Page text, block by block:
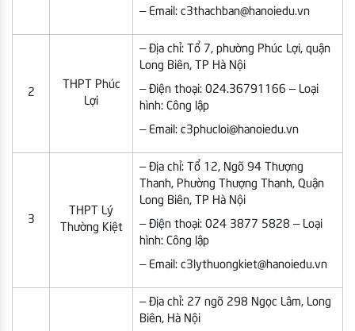
– Email: c3thachban@hanoiedu.vn
2
THPT Phúc
Lợi
– Địa chỉ: Tổ 7, phường Phúc Lợi, quận
Long Biên, TP Hà Nội
– Điện thoại: 024.36791166 – Loại
hình: Công lập
– Email: c3phucloi@hanoiedu.vn
3
THPT Lý
Thường Kiệt
– Địa chỉ: Tổ 12, Ngõ 94 Thượng
Thanh, Phường Thượng Thanh, Quận
Long Biên, TP Hà Nội
– Điện thoại: 024 3877 5828 – Loại
hình: Công lập
– Email: c3lythuongkiet@hanoiedu.vn
– Địa chỉ: 27 ngõ 298 Ngọc Lâm, Long
Biên, Hà Nội